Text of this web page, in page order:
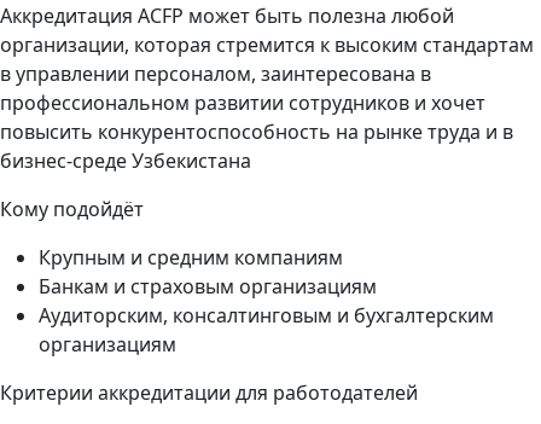
Аккредитация ACFP может быть полезна любой
организации, которая стремится к высоким стандартам
в управлении персоналом, заинтересована в
профессиональном развитии сотрудников и хочет
повысить конкурентоспособность на рынке труда и в
бизнес-среде Узбекистана
Кому подойдёт
Крупным и средним компаниям
Банкам и страховым организациям
Аудиторским, консалтинговым и бухгалтерским
организациям
Критерии аккредитации для работодателей